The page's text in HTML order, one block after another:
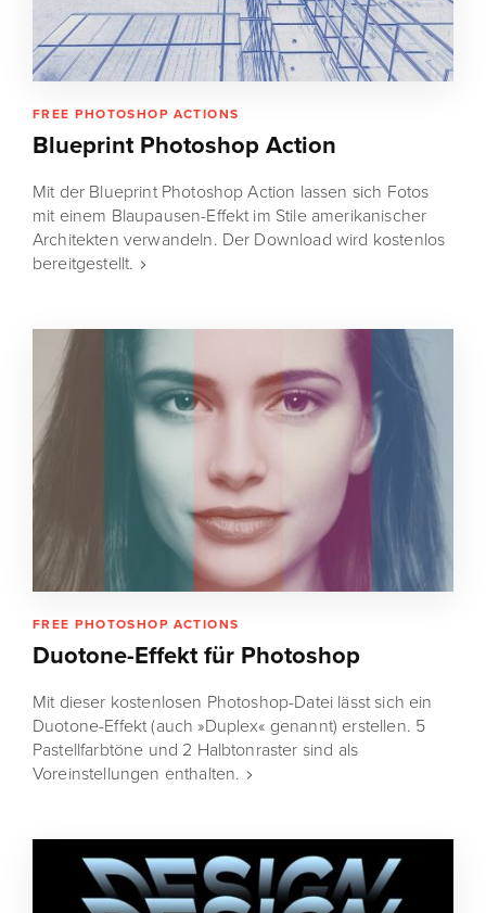
FREE PHOTOSHOP ACTIONS
Blueprint Photoshop Action
Mit der Blueprint Photoshop Action lassen sich Fotos
mit einem Blaupausen-Effekt im Stile amerikanischer
Architekten verwandeln. Der Download wird kostenlos
bereitgestellt.
FREE PHOTOSHOP ACTIONS
Duotone-Effekt für Photoshop
Mit dieser kostenlosen Photoshop-Datei lässt sich ein
Duotone-Effekt (auch »Duplex« genannt) erstellen. 5
Pastellfarbtöne und 2 Halbtonraster sind als
Voreinstellungen enthalten.